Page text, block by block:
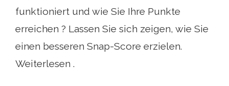
funktioniert und wie Sie Ihre Punkte
erreichen ? Lassen Sie sich zeigen, wie Sie
einen besseren Snap-Score erzielen.
Weiterlesen .